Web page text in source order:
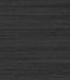
sua
armários...